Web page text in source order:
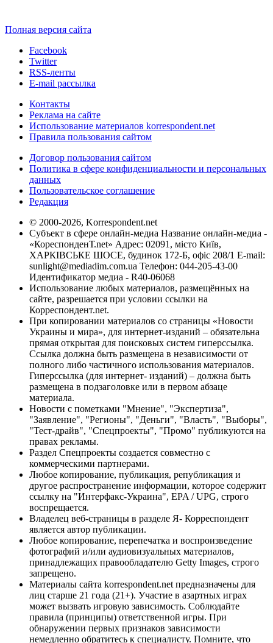
Полная версия сайта
Facebook
Twitter
RSS-ленты
E-mail рассылка
Контакты
Реклама на сайте
Использование материалов korrespondent.net
Правила пользования сайтом
Договор пользования сайтом
Политика в сфере конфиденциальности и персональных
данных
Пользовательское соглашение
Редакция
© 2000-2026, Korrespondent.net
Субъект в сфере онлайн-медиа Название онлайн-медиа -
«КореспонденТ.net» Адрес: 02091, місто Київ,
ХАРКІВСЬКЕ ШОСЕ, будинок 172-Б, офіс 208/1 E-mail:
sunlight@mediadim.com.ua Телефон: 044-205-43-00
Идентификатор медиа - R40-06068
Использование любых материалов, размещённых на
сайте, разрешается при условии ссылки на
Корреспондент.net.
При копировании материалов со страницы «Новости
Украины и мира», для интернет-изданий – обязательна
прямая открытая для поисковых систем гиперссылка.
Ссылка должна быть размещена в независимости от
полного либо частичного использования материалов.
Гиперссылка (для интернет- изданий) – должна быть
размещена в подзаголовке или в первом абзаце
материала.
Новости с пометками "Мнение", "Экспертиза",
"Заявление", "Регионы", "Деньги", "Власть", "Выборы",
"Тест-драйв", "Спецпроекты", "Промо" публикуются на
правах рекламы.
Раздел Спецпроекты создается совместно с
коммерческими партнерами.
Любое копирование, публикация, републикация и
другое распространение информации, которое содержит
ссылку на "Интерфакс-Украина", EPA / UPG, строго
воспрещается.
Владелец веб-страницы в разделе Я- Корреспондент
является автор публикации.
Любое копирование, перепечатка и воспроизведение
фотографий и/или аудиовизуальных материалов,
принадлежащих правообладателю Getty Images, строго
запрещено.
Материалы сайта korrespondent.net предназначены для
лиц старше 21 года (21+). Участие в азартных играх
может вызвать игровую зависимость. Соблюдайте
правила (принципы) ответственной игры. При
обнаружении первых признаков зависимости
немедленно обратитесь к специалисту. Помните, что